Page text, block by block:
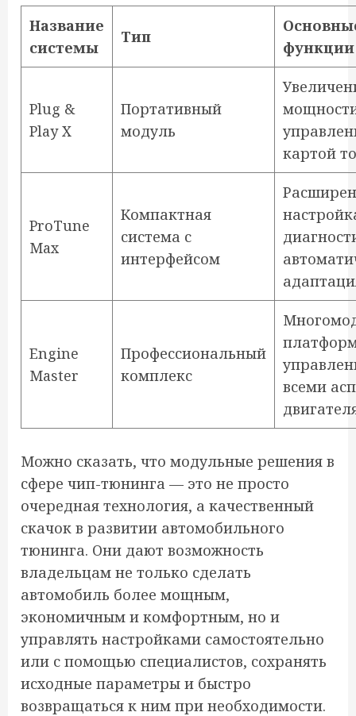
Название
системы
Тип
функции
Plug &
Play X
Портативный
модуль
картой
ProTune
Max
Компактная
система с
интерфейсом
Engine
Master
Профессиональный
комплекс
всеми
Можно сказать, что модульные решения в
сфере чип-тюнинга — это не просто
очередная технология, а качественный
скачок в развитии автомобильного
тюнинга. Они дают возможность
владельцам не только сделать
автомобиль более мощным,
экономичным и комфортным, но и
управлять настройками самостоятельно
или с помощью специалистов, сохранять
исходные параметры и быстро
возвращаться к ним при необходимости.